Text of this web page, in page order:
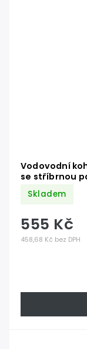
Vodovodní
se stříbrnou
Skladem
458,68 Kč bez DPH
555 Kč